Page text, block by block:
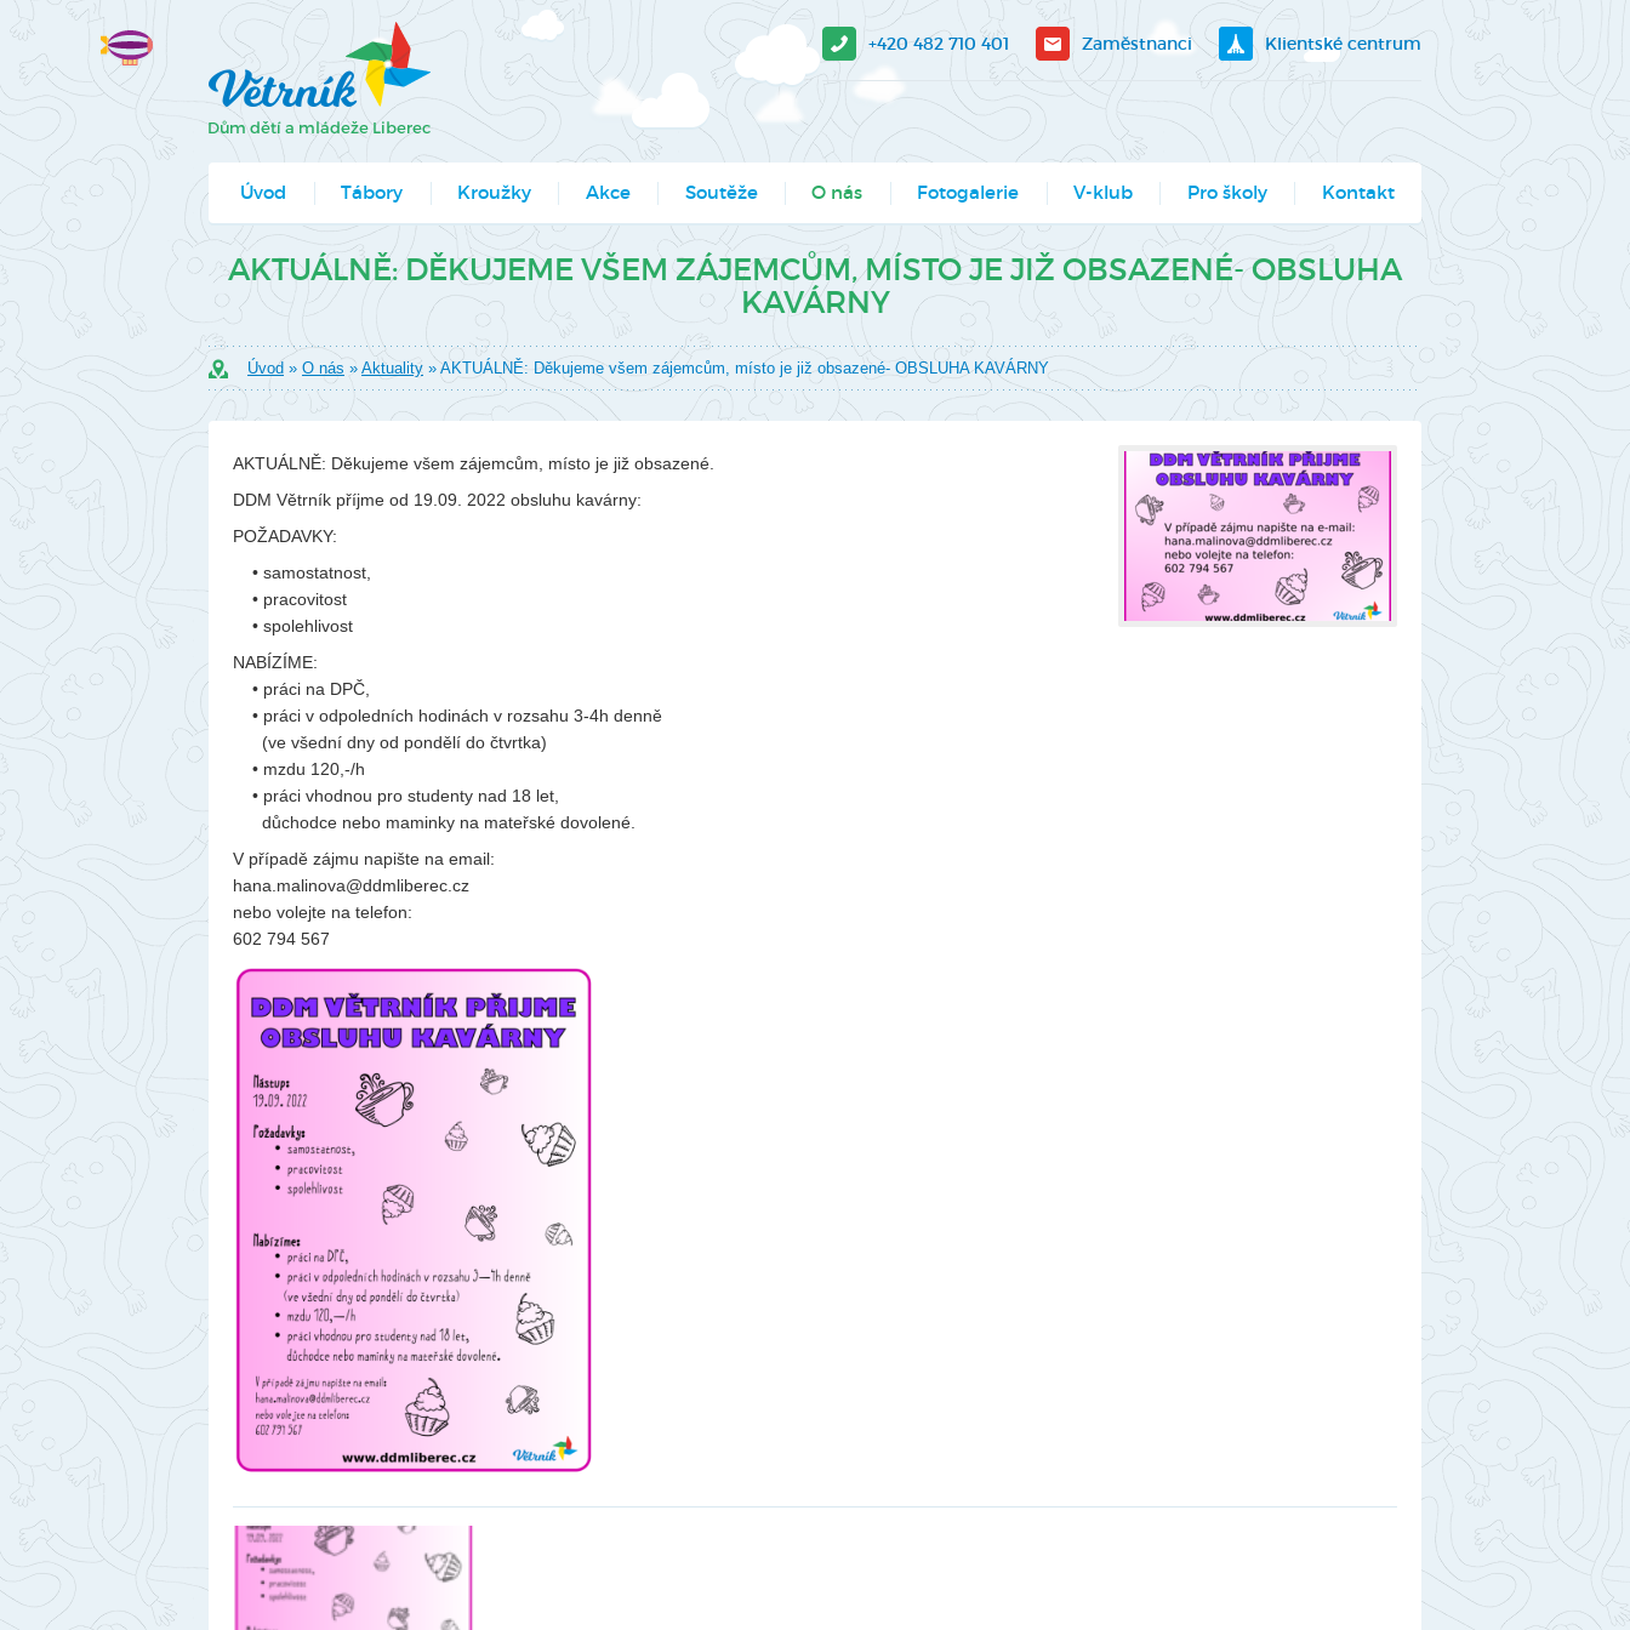
+420 482 710 401 Zaměstnanci Klientské centrum
Úvod Tábory Kroužky
Jak se přihlásit?
Formuláře ke stažení
Akce Soutěže
Moje město Liberec
Umělecké přehlídky
Výsledky soutěží MŠMT -
archiv
O nás
Aktuality
Podcasty
Povedlo se
Dokumenty
Fotogalerie
Akce
Kroužky
Kurzy, semináře
Programy pro školy
V-klub
V-klubík
Tábory
Programy pro školy
Soutěž Moje město
Liberec
Akce ve Véčku
Městský parlament
Pro školy Kontakt
AKTUÁLNĚ: DĚKUJEME VŠEM ZÁJEMCŮM, MÍSTO JE JIŽ OBSAZENÉ- OBSLUHA
KAVÁRNY
Úvod » O nás » Aktuality » AKTUÁLNĚ: Děkujeme všem zájemcům, místo je již obsazené- OBSLUHA KAVÁRNY
AKTUÁLNĚ: Děkujeme všem zájemcům, místo je již obsazené.
DDM Větrník příjme od 19.09. 2022 obsluhu kavárny:
POŽADAVKY:
• samostatnost,
• pracovitost
• spolehlivost
NABÍZÍME:
• práci na DPČ,
• práci v odpoledních hodinách v rozsahu 3-4h denně
(ve všední dny od pondělí do čtvrtka)
• mzdu 120,-/h
• práci vhodnou pro studenty nad 18 let,
důchodce nebo maminky na mateřské dovolené.
V případě zájmu napište na email:
hana.malinova@ddmliberec.cz
nebo volejte na telefon:
602 794 567